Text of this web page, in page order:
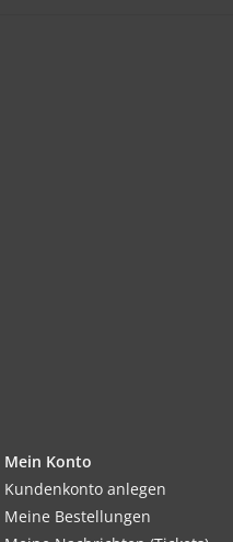
Mein Konto
Kundenkonto anlegen
Meine Bestellungen